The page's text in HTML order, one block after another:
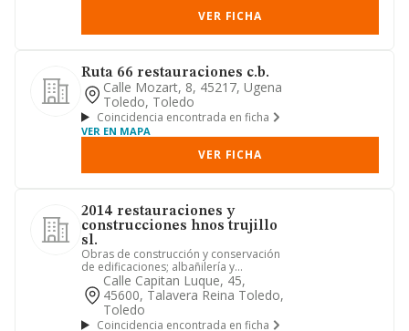
VER FICHA
Ruta 66 restauraciones c.b.
Calle Mozart, 8, 45217, Ugena
Toledo, Toledo
Coincidencia encontrada en ficha
VER EN MAPA
VER FICHA
2014 restauraciones y
construcciones hnos trujillo
sl.
Obras de construcción y conservación
de edificaciones; albañilería y
pequeños trabajos de construcc...
Calle Capitan Luque, 45,
45600, Talavera Reina Toledo,
Toledo
Coincidencia encontrada en ficha